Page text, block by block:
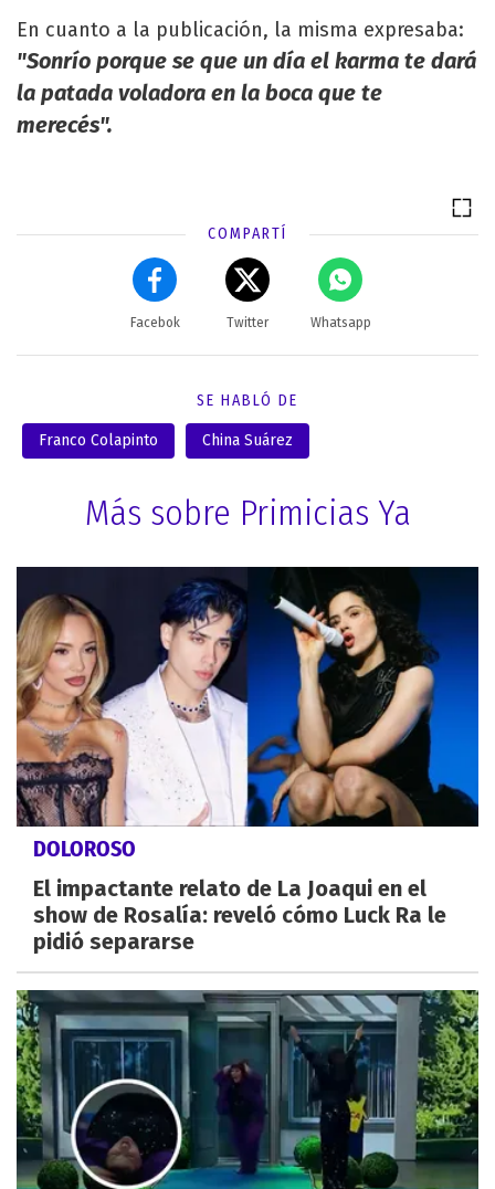
En cuanto a la publicación, la misma expresaba:
"Sonrío porque se que un día el karma te dará
la patada voladora en la boca que te
merecés".
COMPARTÍ
Facebok Twitter Whatsapp
SE HABLÓ DE
Franco Colapinto China Suárez
Más sobre Primicias Ya
DOLOROSO
El impactante relato de La Joaqui en el
show de Rosalía: reveló cómo Luck Ra le
pidió separarse